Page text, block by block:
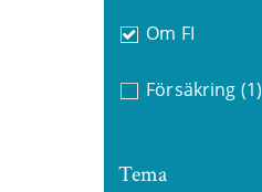
Om FI
Försäkring (1)
Tema